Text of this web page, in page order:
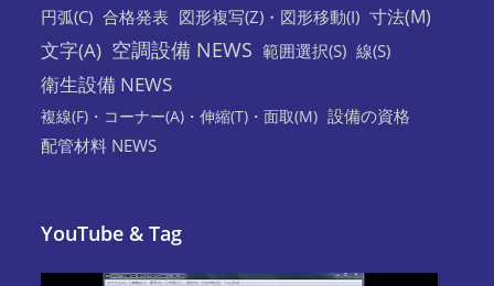
円弧(C) 合格発表 図形複写(Z)・図形移動(I) 寸法(M)
文字(A) 空調設備 NEWS 範囲選択(S) 線(S)
衛生設備 NEWS
複線(F)・コーナー(A)・伸縮(T)・面取(M) 設備の資格
配管材料 NEWS
YouTube & Tag